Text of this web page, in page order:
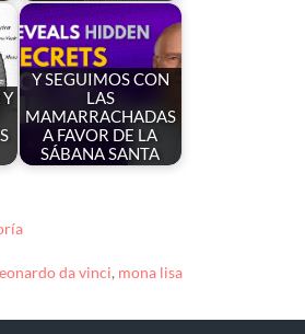
Y SEGUIMOS CON
LAS
MAMARRACHADAS
A FAVOR DE LA
SÁBANA SANTA
da vinci, mona lisa